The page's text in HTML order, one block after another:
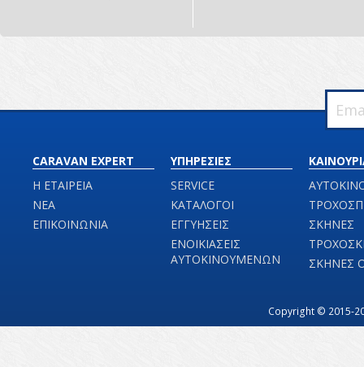
CARAVAN EXPERT
Η ΕΤΑΙΡΕΙΑ
ΝΕΑ
ΕΠΙΚΟΙΝΩΝΙΑ
ΥΠΗΡΕΣΙΕΣ
SERVICE
ΚΑΤΑΛΟΓΟΙ
ΕΓΓΥΗΣΕΙΣ
ΕΝΟΙΚΙΑΣΕΙΣ
ΑΥΤΟΚΙΝΟΥΜΕΝΩΝ
ΣΚΗΝΕΣ
ΣΚΗΝΕΣ
Copyright © 2015-